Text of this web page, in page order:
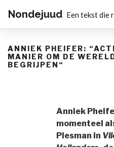
Nondejuud Een tekst die
ANNIEK PHEIFER:
MANIER OM DE
BEGRIJPEN“
Anniek
momenteel
Plesman in